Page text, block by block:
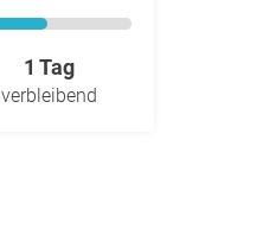
1 Tag
verbleibend